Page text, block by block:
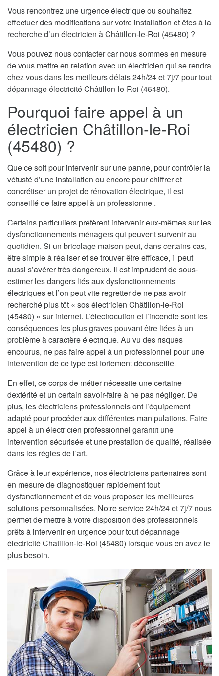
Vous rencontrez une urgence électrique ou souhaitez
effectuer des modifications sur votre installation et êtes à la
recherche d’un électricien à Châtillon-le-Roi (45480) ?
Vous pouvez nous contacter car nous sommes en mesure
de vous mettre en relation avec un électricien qui se rendra
chez vous dans les meilleurs délais 24h/24 et 7j/7 pour tout
dépannage électricité Châtillon-le-Roi (45480).
Pourquoi faire appel à un
électricien Châtillon-le-Roi
(45480) ?
Que ce soit pour intervenir sur une panne, pour contrôler la
vétusté d’une installation ou encore pour chiffrer et
concrétiser un projet de rénovation électrique, il est
conseillé de faire appel à un professionnel.
Certains particuliers préfèrent intervenir eux-mêmes sur les
dysfonctionnements ménagers qui peuvent survenir au
quotidien. Si un bricolage maison peut, dans certains cas,
être simple à réaliser et se trouver être efficace, il peut
aussi s’avérer très dangereux. Il est imprudent de sous-
estimer les dangers liés aux dysfonctionnements
électriques et l’on peut vite regretter de ne pas avoir
recherché plus tôt « sos électricien Châtillon-le-Roi
(45480) » sur internet. L’électrocution et l’incendie sont les
conséquences les plus graves pouvant être liées à un
problème à caractère électrique. Au vu des risques
encourus, ne pas faire appel à un professionnel pour une
intervention de ce type est fortement déconseillé.
En effet, ce corps de métier nécessite une certaine
dextérité et un certain savoir-faire à ne pas négliger. De
plus, les électriciens professionnels ont l’équipement
adapté pour procéder aux différentes manipulations. Faire
appel à un électricien professionnel garantit une
intervention sécurisée et une prestation de qualité, réalisée
dans les règles de l’art.
Grâce à leur expérience, nos électriciens partenaires sont
en mesure de diagnostiquer rapidement tout
dysfonctionnement et de vous proposer les meilleures
solutions personnalisées. Notre service 24h/24 et 7j/7 nous
permet de mettre à votre disposition des professionnels
prêts à intervenir en urgence pour tout dépannage
électricité Châtillon-le-Roi (45480) lorsque vous en avez le
plus besoin.